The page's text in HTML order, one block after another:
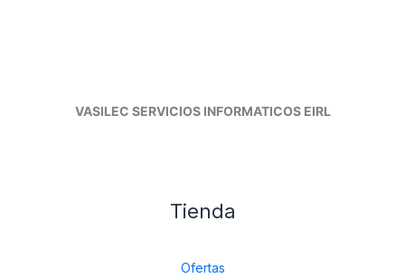
VASILEC SERVICIOS INFORMATICOS EIRL
Tienda
Ofertas